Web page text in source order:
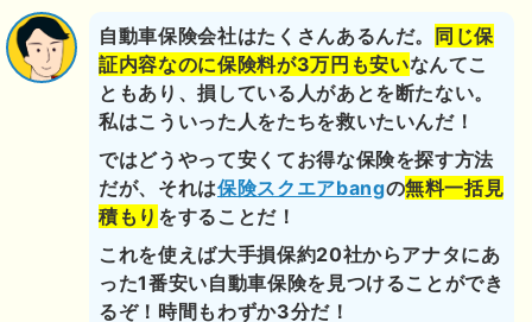
自動車保険会社はたくさんあるんだ。
同じ保
証内容なのに保険料が3万円も安いなんてこ
ともあり、損している人があとを断たない。
私はこういった人をたちを救いたいんだ！
ではどうやって安くてお得な保険を探す方法
だが、それは保険スクエアbangの無料一括見
積もり をすることだ！
これを使えば大手損保約20社からアナタにあ
った1番安い自動車保険を見つけることができ
るぞ！時間もわずか3分だ！